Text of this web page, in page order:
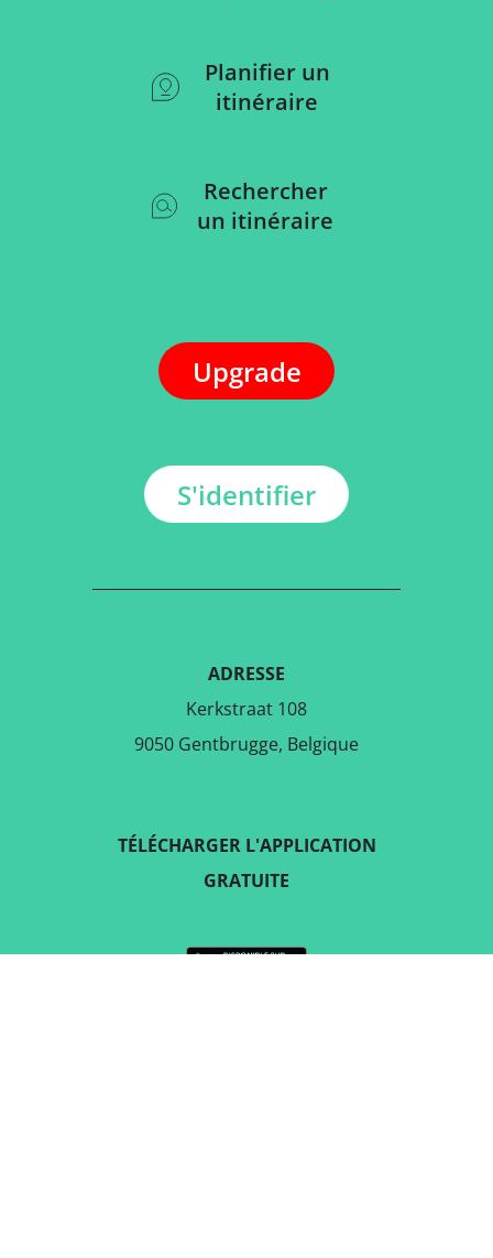
Planifier un
itinéraire
Rechercher
un itinéraire
Upgrade
S'identifier
ADRESSE
Kerkstraat 108
9050 Gentbrugge, Belgique
TÉLÉCHARGER L'APPLICATION
GRATUITE